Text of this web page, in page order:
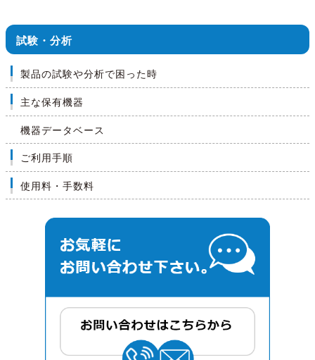
試験・分析
製品の試験や分析で困った時
主な保有機器
機器データベース
ご利用手順
使用料・手数料